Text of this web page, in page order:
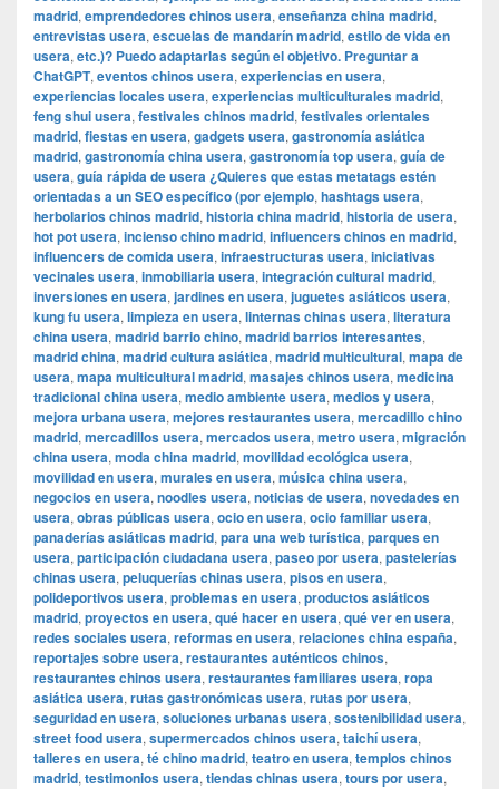
madrid, emprendedores chinos usera, enseñanza china madrid,
entrevistas usera, escuelas de mandarín madrid, estilo de vida en
usera, etc.)? Puedo adaptarlas según el objetivo. Preguntar a
ChatGPT, eventos chinos usera, experiencias en usera,
experiencias locales usera, experiencias multiculturales madrid,
feng shui usera, festivales chinos madrid, festivales orientales
madrid, fiestas en usera, gadgets usera, gastronomía asiática
madrid, gastronomía china usera, gastronomía top usera, guía de
usera, guía rápida de usera ¿Quieres que estas metatags estén
orientadas a un SEO específico (por ejemplo, hashtags usera,
herbolarios chinos madrid, historia china madrid, historia de usera,
hot pot usera, incienso chino madrid, influencers chinos en madrid,
influencers de comida usera, infraestructuras usera, iniciativas
vecinales usera, inmobiliaria usera, integración cultural madrid,
inversiones en usera, jardines en usera, juguetes asiáticos usera,
kung fu usera, limpieza en usera, linternas chinas usera, literatura
china usera, madrid barrio chino, madrid barrios interesantes,
madrid china, madrid cultura asiática, madrid multicultural, mapa de
usera, mapa multicultural madrid, masajes chinos usera, medicina
tradicional china usera, medio ambiente usera, medios y usera,
mejora urbana usera, mejores restaurantes usera, mercadillo chino
madrid, mercadillos usera, mercados usera, metro usera, migración
china usera, moda china madrid, movilidad ecológica usera,
movilidad en usera, murales en usera, música china usera,
negocios en usera, noodles usera, noticias de usera, novedades en
usera, obras públicas usera, ocio en usera, ocio familiar usera,
panaderías asiáticas madrid, para una web turística, parques en
usera, participación ciudadana usera, paseo por usera, pastelerías
chinas usera, peluquerías chinas usera, pisos en usera,
polideportivos usera, problemas en usera, productos asiáticos
madrid, proyectos en usera, qué hacer en usera, qué ver en usera,
redes sociales usera, reformas en usera, relaciones china españa,
reportajes sobre usera, restaurantes auténticos chinos,
restaurantes chinos usera, restaurantes familiares usera, ropa
asiática usera, rutas gastronómicas usera, rutas por usera,
seguridad en usera, soluciones urbanas usera, sostenibilidad usera,
street food usera, supermercados chinos usera, taichí usera,
talleres en usera, té chino madrid, teatro en usera, templos chinos
madrid, testimonios usera, tiendas chinas usera, tours por usera,